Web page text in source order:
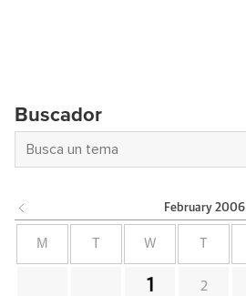
Buscador
February 2006
M W
1 2